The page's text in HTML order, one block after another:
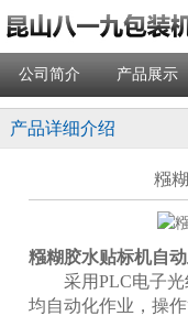
公司简介 产品展示
产品详细介绍
糨
糨糊胶水贴标机自
采用PLC电子光
均自动化作业，操